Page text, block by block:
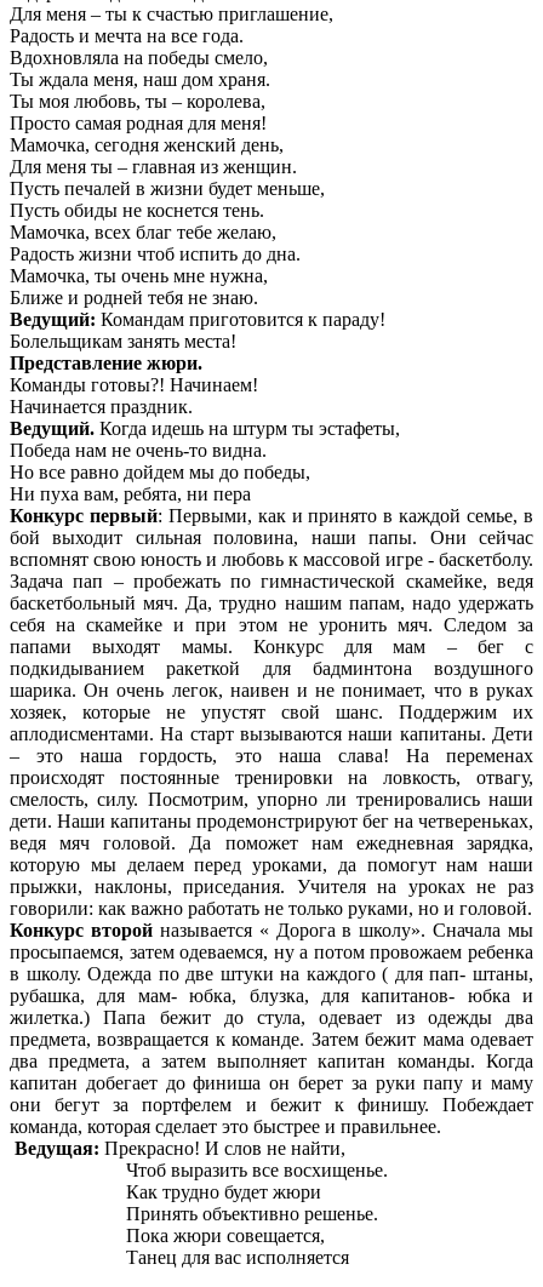
Для меня – ты к счастью приглашение,
Радость и мечта на все года.
Вдохновляла на победы смело,
Ты ждала меня, наш дом храня.
Ты моя любовь, ты – королева,
Просто самая родная для меня!
Мамочка, сегодня женский день,
Для меня ты – главная из женщин.
Пусть печалей в жизни будет меньше,
Пусть обиды не коснется тень.
Мамочка, всех благ тебе желаю,
Радость жизни чтоб испить до дна.
Мамочка, ты очень мне нужна,
Ближе и родней тебя не знаю.
Ведущий: Командам приготовится к параду!
Болельщикам занять места!
Представление жюри.
Команды готовы?! Начинаем!
Начинается праздник.
Ведущий. Когда идешь на штурм ты эстафеты,
Победа нам не очень-то видна.
Но все равно дойдем мы до победы,
Ни пуха вам, ребята, ни пера
Конкурс первый: Первыми, как и принято в каждой семье, в
бой выходит сильная половина, наши папы. Они сейчас
вспомнят свою юность и любовь к массовой игре - баскетболу.
Задача пап – пробежать по гимнастической скамейке, ведя
баскетбольный мяч. Да, трудно нашим папам, надо удержать
себя на скамейке и при этом не уронить мяч. Следом за
папами выходят мамы. Конкурс для мам – бег с
подкидыванием ракеткой для бадминтона воздушного
шарика. Он очень легок, наивен и не понимает, что в руках
хозяек, которые не упустят свой шанс. Поддержим их
аплодисментами. На старт вызываются наши капитаны. Дети
– это наша гордость, это наша слава! На переменах
происходят постоянные тренировки на ловкость, отвагу,
смелость, силу. Посмотрим, упорно ли тренировались наши
дети. Наши капитаны продемонстрируют бег на четвереньках,
ведя мяч головой. Да поможет нам ежедневная зарядка,
которую мы делаем перед уроками, да помогут нам наши
прыжки, наклоны, приседания. Учителя на уроках не раз
говорили: как важно работать не только руками, но и головой.
Конкурс второйназывается « Дорога в школу». Сначала мы
просыпаемся, затем одеваемся, ну а потом провожаем ребенка
в школу. Одежда по две штуки на каждого ( для пап- штаны,
рубашка, для мам- юбка, блузка, для капитанов- юбка и
жилетка.) Папа бежит до стула, одевает из одежды два
предмета, возвращается к команде. Затем бежит мама одевает
два предмета, а затем выполняет капитан команды. Когда
капитан добегает до финиша он берет за руки папу и маму
они бегут за портфелем и бежит к финишу. Побеждает
команда, которая сделает это быстрее и правильнее.
Ведущая: Прекрасно! И слов не найти,
Чтоб выразить все восхищенье.
Как трудно будет жюри
Принять объективно решенье.
Пока жюри совещается,
Танец для вас исполняется